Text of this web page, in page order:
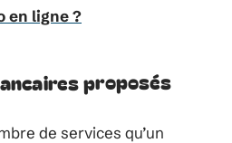
en ligne ?
proposés
de services qu’un